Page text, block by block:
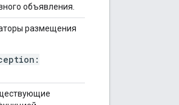
объявления.
размещения